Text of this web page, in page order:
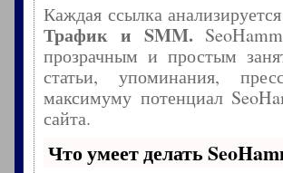
Каждая ссылка
Трафик и SMM.
прозрачным и простым
статьи, упоминания,
максимуму потенциал
сайта.
Что умеет делать